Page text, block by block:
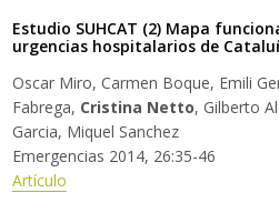
Estudio SUHCAT (2) Mapa
urgencias hospitalarios de
Oscar Miro, Carmen Boque, Emili
Fabrega, Cristina Netto, Gilberto
Garcia, Miquel Sanchez
Emergencias 2014, 26:35-46
Artículo